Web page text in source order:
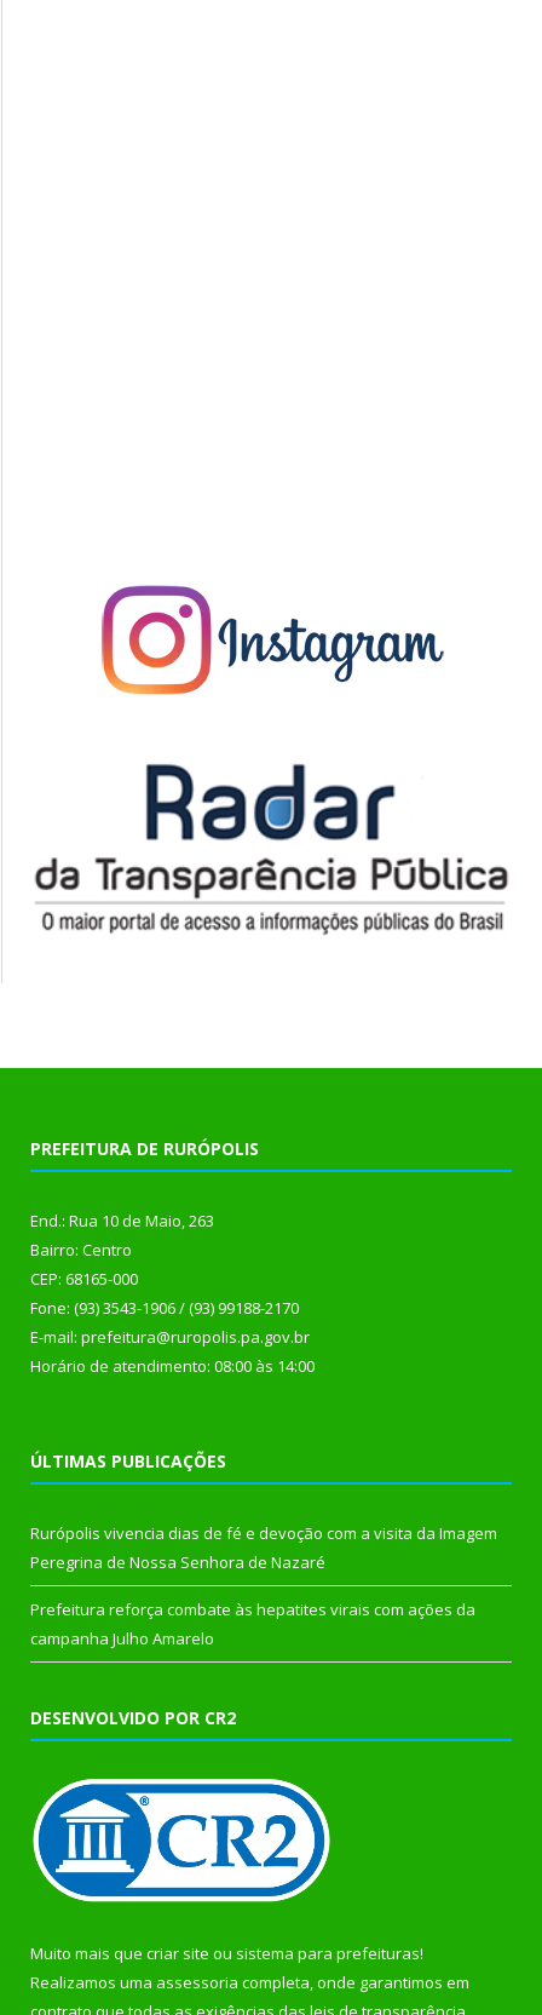
PREFEITURA DE RURÓPOLIS
End.: Rua 10 de Maio, 263
Bairro: Centro
CEP: 68165-000
Fone: (93) 3543-1906 / (93) 99188-2170
E-mail: prefeitura@ruropolis.pa.gov.br
Horário de atendimento: 08:00 às 14:00
ÚLTIMAS PUBLICAÇÕES
Rurópolis vivencia dias de fé e devoção com a visita da Imagem
Peregrina de Nossa Senhora de Nazaré
Prefeitura reforça combate às hepatites virais com ações da
campanha Julho Amarelo
DESENVOLVIDO POR CR2
Muito mais que criar site ou sistema para prefeituras!
Realizamos uma assessoria completa, onde garantimos em